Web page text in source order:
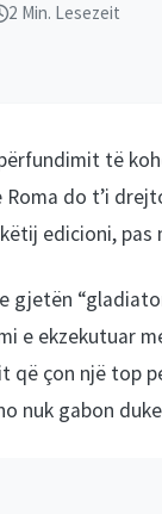
2 Min. Lesezeit
të
Roma do t’i
edicioni,
gjetën
e ekzekutuar
që çon një top
nuk gabon